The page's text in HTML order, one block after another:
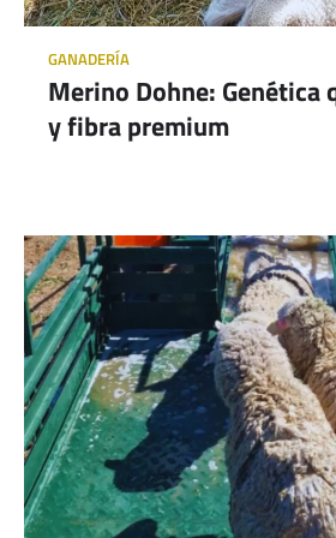
GANADERÍA
Merino Dohne: Genética
y fibra premium